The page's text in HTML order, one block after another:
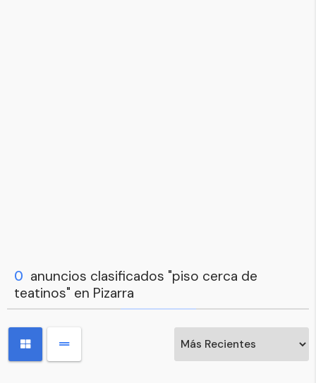
0 anuncios clasificados "piso cerca de
teatinos" en Pizarra